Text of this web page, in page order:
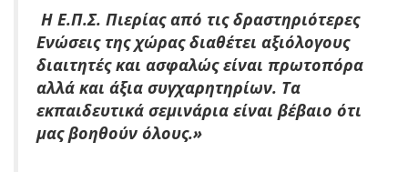
Η Ε.Π.Σ. Πιερίας από τις δραστηριότερες
Ενώσεις της χώρας διαθέτει αξιόλογους
διαιτητές και ασφαλώς είναι πρωτοπόρα
αλλά και άξια συγχαρητηρίων. Τα
εκπαιδευτικά σεμινάρια είναι βέβαιο ότι
μας βοηθούν όλους.»